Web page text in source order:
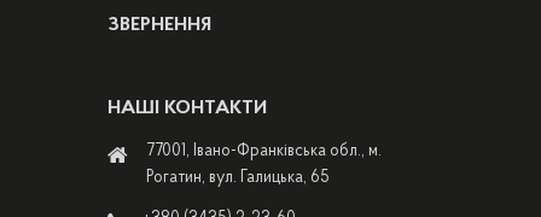
ЗВЕРНЕННЯ
НАШІ КОНТАКТИ
77001, Івано-Франківська обл., м.
Рогатин, вул. Галицька, 65